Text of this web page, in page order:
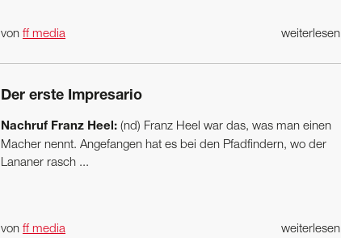
weiterlesen
von ff media
Der erste Impresario
Nachruf Franz Heel: (nd) Franz Heel war das, was man einen
Macher nennt. Angefangen hat es bei den Pfadfindern, wo der
Lananer rasch ...
weiterlesen
von ff media